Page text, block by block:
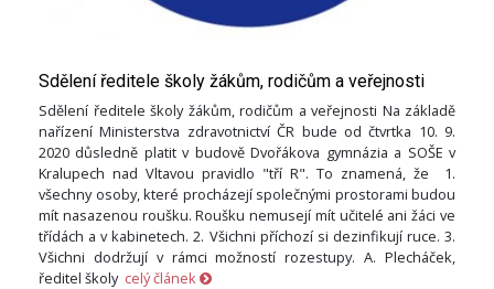
Sdělení ředitele školy žákům, rodičům a veřejnosti
Sdělení ředitele školy žákům, rodičům a veřejnosti Na základě
nařízení Ministerstva zdravotnictví ČR bude od čtvrtka 10. 9.
2020 důsledně platit v budově Dvořákova gymnázia a SOŠE v
Kralupech nad Vltavou pravidlo "tří R". To znamená, že 1.
všechny osoby, které procházejí společnými prostorami budou
mít nasazenou roušku. Roušku nemusejí mít učitelé ani žáci ve
třídách a v kabinetech. 2. Všichni příchozí si dezinfikují ruce. 3.
Všichni dodržují v rámci možností rozestupy. A. Plecháček,
ředitel školy celý článek